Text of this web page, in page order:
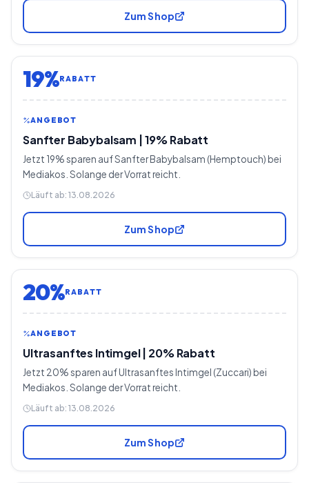
Zum Shop
19%RABATT
ANGEBOT
Sanfter Babybalsam | 19% Rabatt
Jetzt 19% sparen auf Sanfter Babybalsam (Hemptouch) bei
Mediakos. Solange der Vorrat reicht.
Läuft ab: 13.08.2026
Zum Shop
20%RABATT
ANGEBOT
Ultrasanftes Intimgel | 20% Rabatt
Jetzt 20% sparen auf Ultrasanftes Intimgel (Zuccari) bei
Mediakos. Solange der Vorrat reicht.
Läuft ab: 13.08.2026
Zum Shop